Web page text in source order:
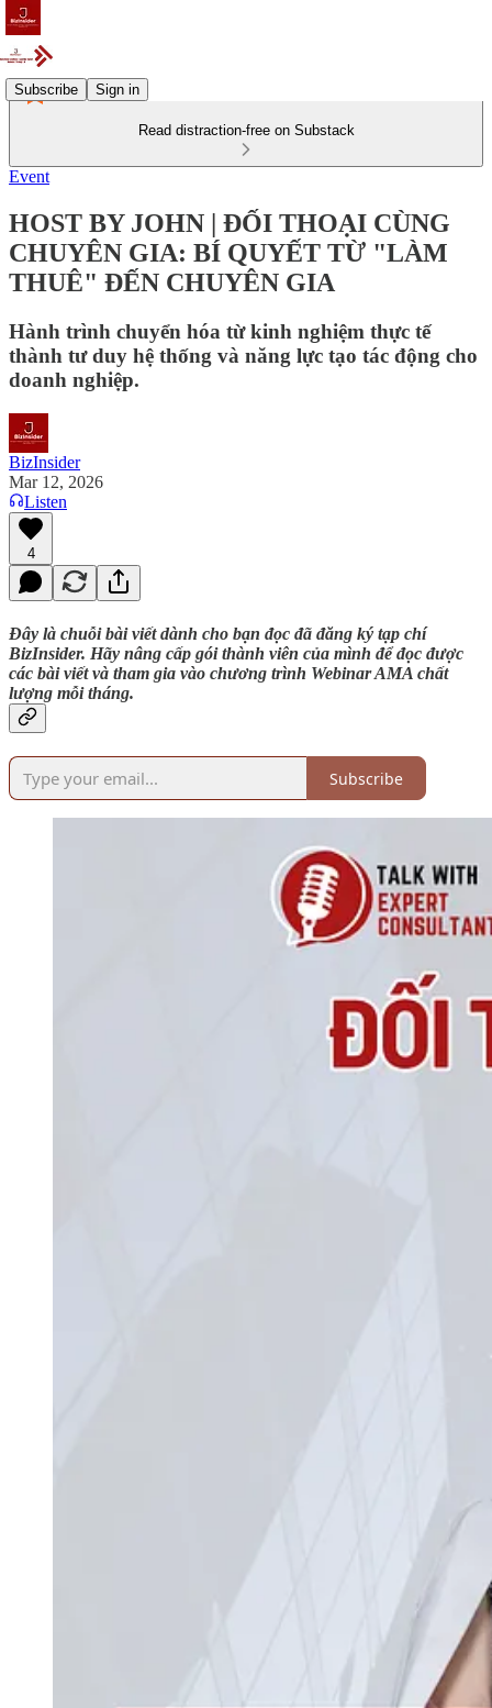
Subscribe Sign in
Read distraction-free on Substack
Event
HOST BY JOHN | ĐỐI THOẠI CÙNG
CHUYÊN GIA: BÍ QUYẾT TỪ "LÀM
THUÊ" ĐẾN CHUYÊN GIA
Hành trình chuyển hóa từ kinh nghiệm thực tế
thành tư duy hệ thống và năng lực tạo tác động cho
doanh nghiệp.
BizInsider
Mar 12, 2026
Listen
4
Đây là chuỗi bài viết dành cho bạn đọc đã đăng ký tạp chí
BizInsider. Hãy nâng cấp gói thành viên của mình để đọc được
các bài viết và tham gia vào chương trình Webinar AMA chất
lượng mỗi tháng.
Subscribe